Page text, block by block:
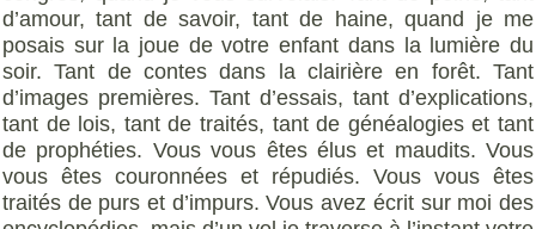
d’amour, tant de savoir, tant de haine, quand je me
posais sur la joue de votre enfant dans la lumière du
soir. Tant de contes dans la clairière en forêt. Tant
d’images premières. Tant d’essais, tant d’explications,
tant de lois, tant de traités, tant de généalogies et tant
de prophéties. Vous vous êtes élus et maudits. Vous
vous êtes couronnées et répudiés. Vous vous êtes
traités de purs et d’impurs. Vous avez écrit sur moi des